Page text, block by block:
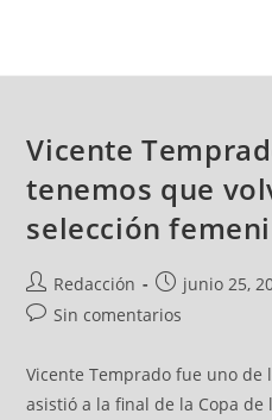
Vicente
tenemos que
selección
Redacción junio 25,
Sin comentarios
Vicente Temprado fue uno
asistió a la final de la Copa de